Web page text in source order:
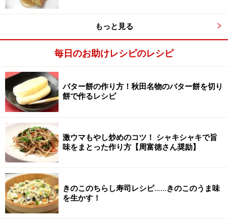
2
ボウルの重さをはかり、粉類を混ぜ、バターを溶か
す
1つのボウルの重さをはかる。別のボウルに小麦粉とベ
もっと見る
毎日のお助けレシピのレシピ
バター餅の作り方！秋田名物のバター餅を切り
餅で作るレシピ
激ウマもやし炒めのコツ！ シャキシャキで旨
味をまとった作り方【周富徳さん奨励】
きのこのちらし寿司レシピ……きのこのうま味
を生かす！